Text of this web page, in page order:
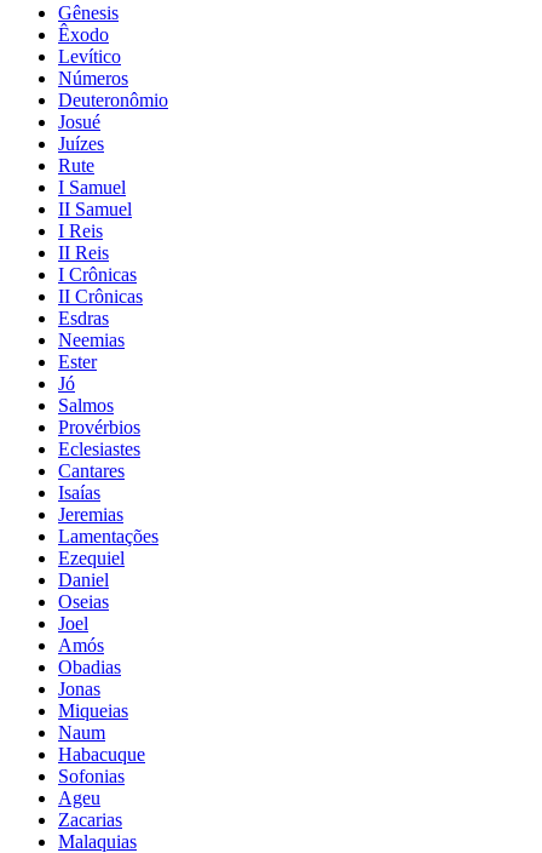
Gênesis
Êxodo
Levítico
Números
Deuteronômio
Josué
Juízes
Rute
I Samuel
II Samuel
I Reis
II Reis
I Crônicas
II Crônicas
Esdras
Neemias
Ester
Jó
Salmos
Provérbios
Eclesiastes
Cantares
Isaías
Jeremias
Lamentações
Ezequiel
Daniel
Oseias
Joel
Amós
Obadias
Jonas
Miqueias
Naum
Habacuque
Sofonias
Ageu
Zacarias
Malaquias